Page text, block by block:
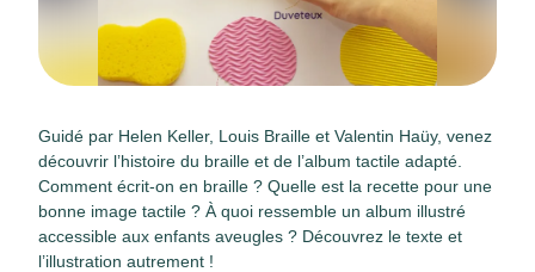
Guidé par Helen Keller, Louis Braille et Valentin Haüy, venez
découvrir l’histoire du braille et de l’album tactile adapté.
Comment écrit-on en braille ? Quelle est la recette pour une
bonne image tactile ? À quoi ressemble un album illustré
accessible aux enfants aveugles ? Découvrez le texte et
l’illustration autrement !